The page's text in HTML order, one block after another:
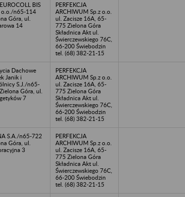
BIS
o.o./n65-114
Góra, ul.
14
PERFEKCJA
ARCHIWUM Sp.z o.o.
ul. Zacisze 16A, 65-
775 Zielona Góra
Składnica Akt ul.
Świerczewskiego 76C,
66-200 Świebodzin
tel. (68) 382-21-15
Dachowe
Janik i
S.J./n65-
Góra, ul.
7
PERFEKCJA
ARCHIWUM Sp.z o.o.
ul. Zacisze 16A, 65-
775 Zielona Góra
Składnica Akt ul.
Świerczewskiego 76C,
66-200 Świebodzin
tel. (68) 382-21-15
S.A./n65-722
Góra, ul.
3
PERFEKCJA
ARCHIWUM Sp.z o.o.
ul. Zacisze 16A, 65-
775 Zielona Góra
Składnica Akt ul.
Świerczewskiego 76C,
66-200 Świebodzin
tel. (68) 382-21-15